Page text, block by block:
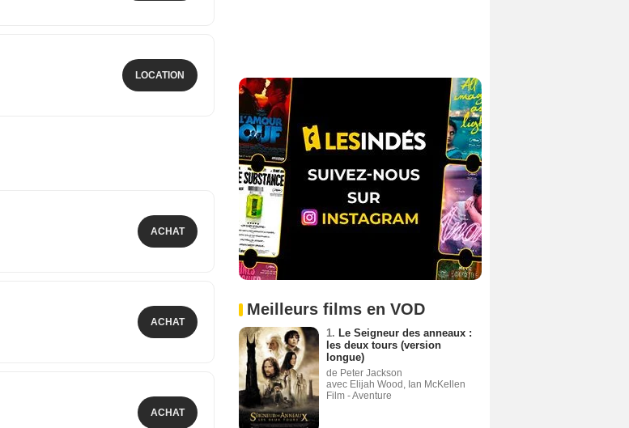
LOCATION
ACHAT
ACHAT
ACHAT
Meilleurs films en VOD
1. Le Seigneur des anneaux :
les deux tours (version
longue)
de Peter Jackson
avec Elijah Wood, Ian McKellen
Film - Aventure